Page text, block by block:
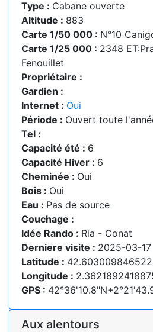
Type : Cabane ouverte
Altitude : 883
Carte 1/50 000 : N°10
Carte 1/25 000 : 2348
Fenouillet
Propriétaire :
Gardien :
Internet : Oui
Période : Ouvert toute
Tel :
Capacité été : 6
Capacité Hiver : 6
Cheminée : Oui
Bois : Oui
Eau : Pas de source
Couchage :
Idée Rando : Ria - Conat
Derniere visite : 2025-03-17
Latitude :
Longitude :
GPS :
Aux alentours